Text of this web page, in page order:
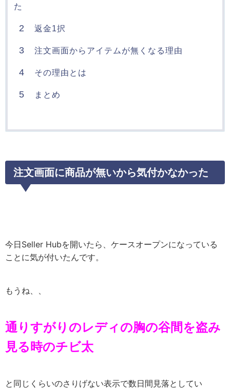
た
2 返金1択
3 注文画面からアイテムが無くなる理由
4 その理由とは
5 まとめ
注文画面に商品が無いから気付かなかった
今日Seller Hubを開いたら、ケースオープンになっている
ことに気が付いたんです。
もうね、、
通りすがりのレディの胸の谷間を盗み
見る時のチビ太
と同じくらいのさりげない表示で数日間見落としてい